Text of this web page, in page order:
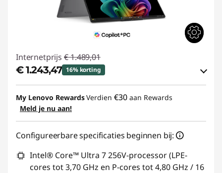
Internetprijs € 1.489,01
€ 1.243,47 16% korting
eCoupon-besparingen :-€ 245,54
eCoupon gebruiken :
My Lenovo RewardsVerdien €30 aan Rewards
Meld je nu aan!
Configureerbare specificaties beginnen bij:
Intel® Core™ Ultra 7 256V-processor (LPE-
cores tot 3,70 GHz en P-cores tot 4,80 GHz / 16